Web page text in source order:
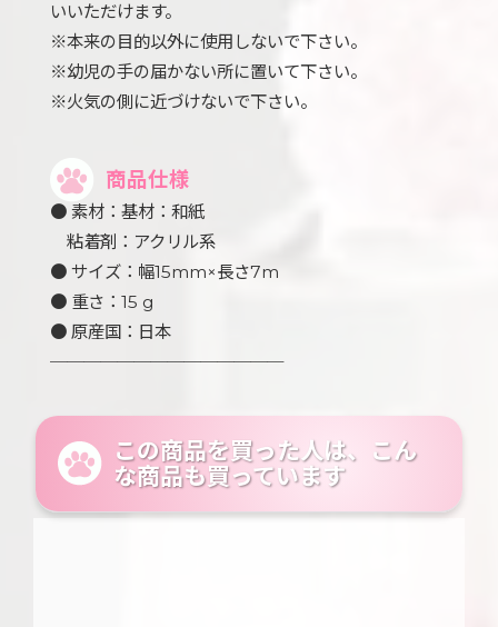
いいただけます。
※本来の目的以外に使用しないで下さい。
※幼児の手の届かない所に置いて下さい。
※火気の側に近づけないで下さい。
商品仕様
● 素材：基材：和紙
粘着剤：アクリル系
● サイズ：幅15mm×長さ7m
● 重さ：15 g
● 原産国：日本
──────────────
この商品を買った人は、こん
な商品も買っています